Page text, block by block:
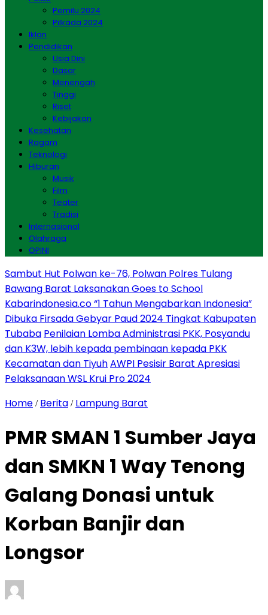
Pemilu 2024
Pilkada 2024
Iklan
Pendidikan
Usia Dini
Dasar
Menengah
Tinggi
Riset
Kebijakan
Kesehatan
Ragam
Teknologi
Hiburan
Musik
Film
Teater
Tradisi
Internasional
Olahraga
OPINI
Sambut Hut Polwan ke-76, Polwan Polres Tulang
Bawang Barat Laksanakan Goes to School
Kabarindonesia.co “1 Tahun Mengabarkan Indonesia”
Dibuka Firsada Gebyar Paud 2024 Tingkat Kabupaten
Tubaba Penilaian Lomba Administrasi PKK, Posyandu
dan K3W, lebih kepada pembinaan kepada PKK
Kecamatan dan TiyuhAWPI Pesisir Barat Apresiasi
Pelaksanaan WSL Krui Pro 2024
Home / Berita / Lampung Barat
PMR SMAN 1 Sumber Jaya
dan SMKN 1 Way Tenong
Galang Donasi untuk
Korban Banjir dan
Longsor